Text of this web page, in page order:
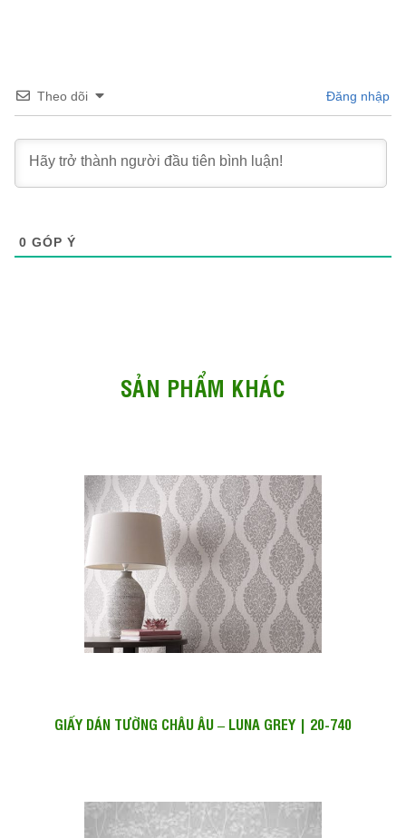
Theo dõi Đăng nhập
0 GÓP Ý
SẢN PHẨM KHÁC
GIẤY DÁN TƯỜNG CHÂU ÂU – LUNA GREY | 20-740